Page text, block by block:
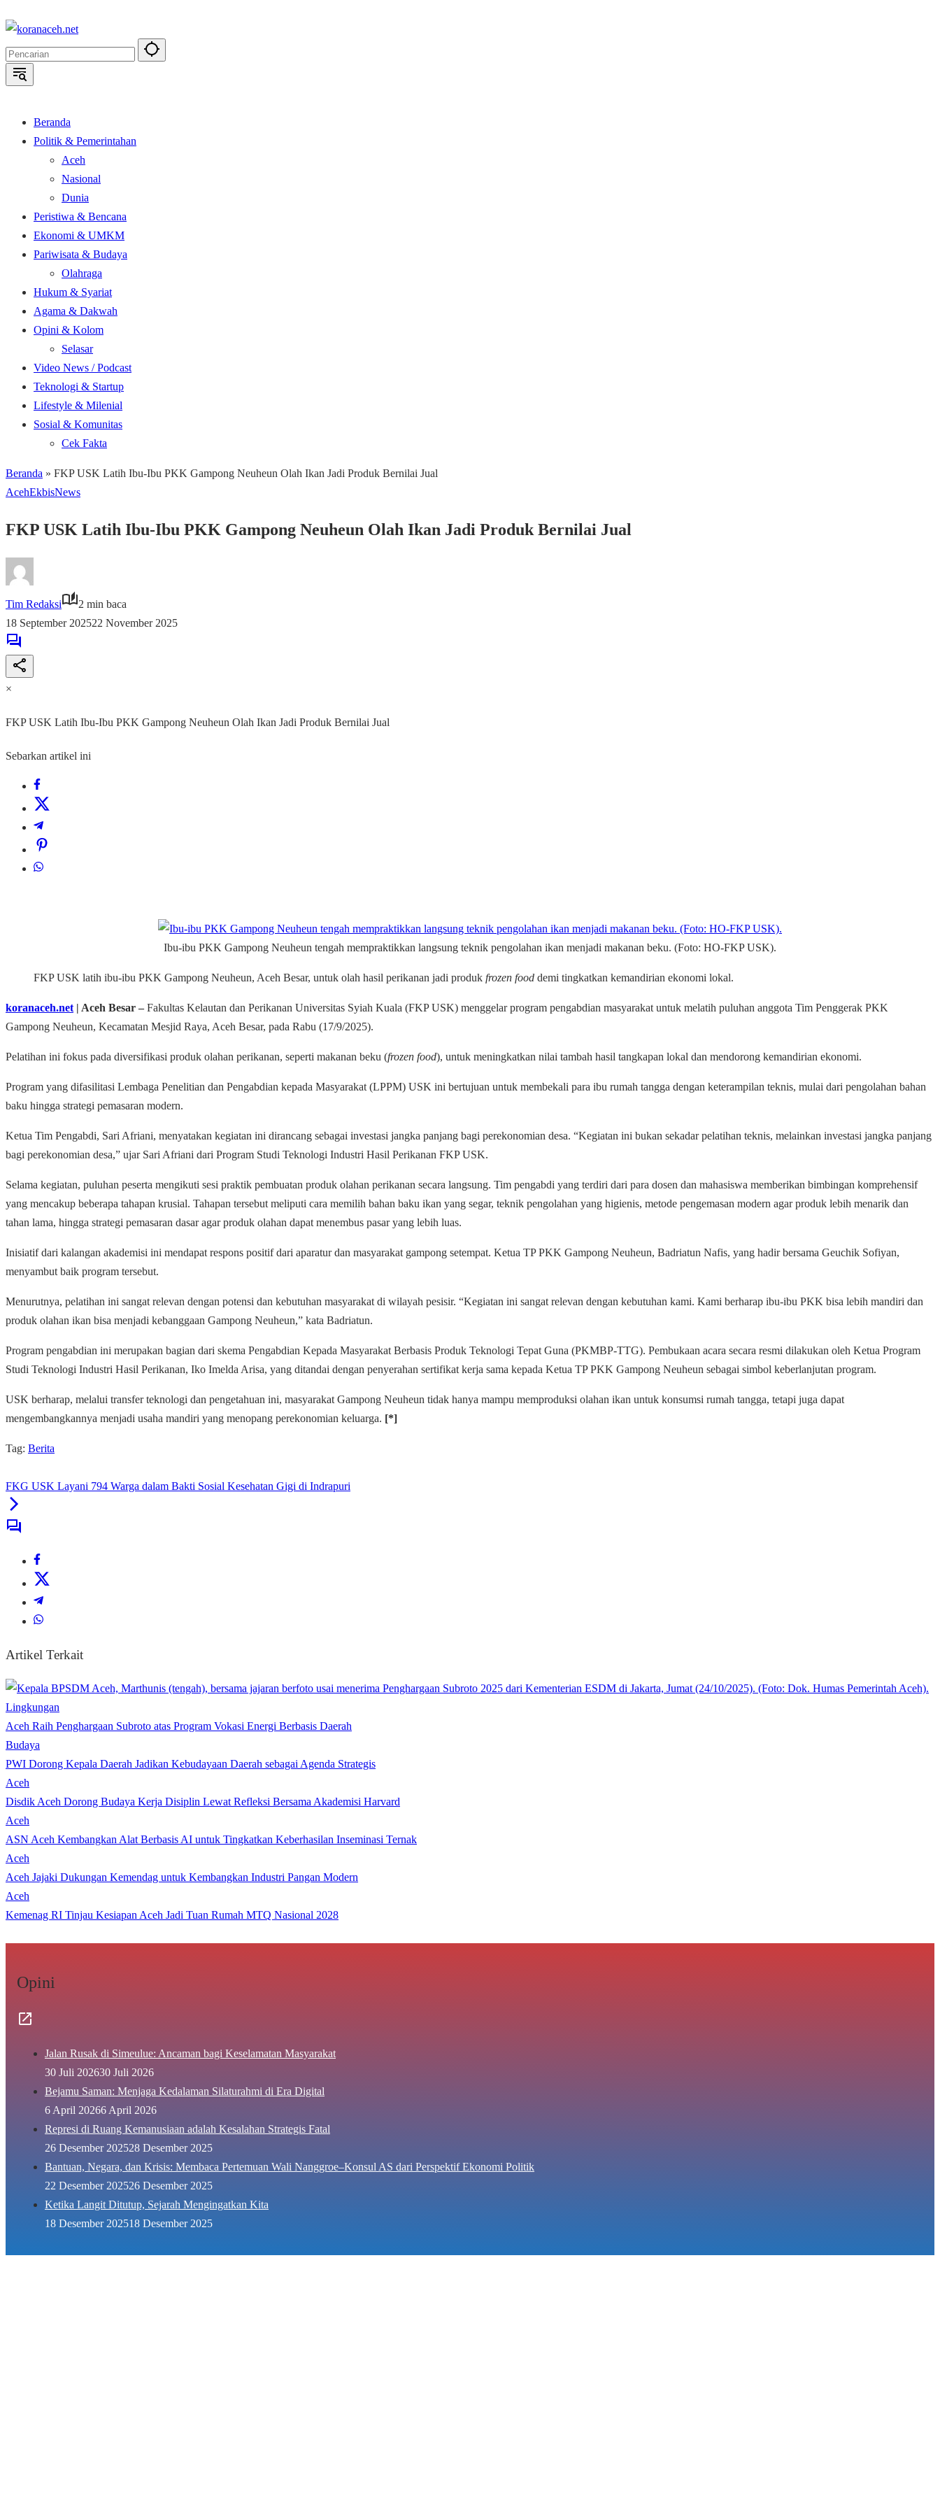
ke
konten
Beranda
Politik & Pemerintahan
Aceh
Nasional
Dunia
Peristiwa & Bencana
Ekonomi & UMKM
Pariwisata & Budaya
Olahraga
Hukum & Syariat
Agama & Dakwah
Opini & Kolom
Selasar
Video News / Podcast
Teknologi & Startup
Lifestyle & Milenial
Sosial & Komunitas
Cek Fakta
Beranda » FKP USK Latih Ibu-Ibu PKK Gampong Neuheun Olah Ikan Jadi Produk Bernilai Jual
AcehEkbisNews
FKP USK Latih Ibu-Ibu PKK Gampong Neuheun Olah Ikan Jadi Produk Bernilai Jual
Tim Redaksi
2 min baca
18 September 202522 November 2025
×
FKP USK Latih Ibu-Ibu PKK Gampong Neuheun Olah Ikan Jadi Produk Bernilai Jual
Sebarkan artikel ini
Ibu-ibu PKK Gampong Neuheun tengah mempraktikkan langsung teknik pengolahan ikan menjadi makanan beku. (Foto: HO-FKP USK).
FKP USK latih ibu-ibu PKK Gampong Neuheun, Aceh Besar, untuk olah hasil perikanan jadi produk frozen food demi tingkatkan kemandirian ekonomi lokal.
koranaceh.net | Aceh Besar – Fakultas Kelautan dan Perikanan Universitas Syiah Kuala (FKP USK) menggelar program pengabdian masyarakat untuk melatih puluhan anggota Tim Penggerak PKK
Gampong Neuheun, Kecamatan Mesjid Raya, Aceh Besar, pada Rabu (17/9/2025).
Pelatihan ini fokus pada diversifikasi produk olahan perikanan, seperti makanan beku (frozen food), untuk meningkatkan nilai tambah hasil tangkapan lokal dan mendorong kemandirian ekonomi.
Program yang difasilitasi Lembaga Penelitian dan Pengabdian kepada Masyarakat (LPPM) USK ini bertujuan untuk membekali para ibu rumah tangga dengan keterampilan teknis, mulai dari pengolahan bahan
baku hingga strategi pemasaran modern.
Ketua Tim Pengabdi, Sari Afriani, menyatakan kegiatan ini dirancang sebagai investasi jangka panjang bagi perekonomian desa. “Kegiatan ini bukan sekadar pelatihan teknis, melainkan investasi jangka panjang
bagi perekonomian desa,” ujar Sari Afriani dari Program Studi Teknologi Industri Hasil Perikanan FKP USK.
Selama kegiatan, puluhan peserta mengikuti sesi praktik pembuatan produk olahan perikanan secara langsung. Tim pengabdi yang terdiri dari para dosen dan mahasiswa memberikan bimbingan komprehensif
yang mencakup beberapa tahapan krusial. Tahapan tersebut meliputi cara memilih bahan baku ikan yang segar, teknik pengolahan yang higienis, metode pengemasan modern agar produk lebih menarik dan
tahan lama, hingga strategi pemasaran dasar agar produk olahan dapat menembus pasar yang lebih luas.
Inisiatif dari kalangan akademisi ini mendapat respons positif dari aparatur dan masyarakat gampong setempat. Ketua TP PKK Gampong Neuheun, Badriatun Nafis, yang hadir bersama Geuchik Sofiyan,
menyambut baik program tersebut.
Menurutnya, pelatihan ini sangat relevan dengan potensi dan kebutuhan masyarakat di wilayah pesisir. “Kegiatan ini sangat relevan dengan kebutuhan kami. Kami berharap ibu-ibu PKK bisa lebih mandiri dan
produk olahan ikan bisa menjadi kebanggaan Gampong Neuheun,” kata Badriatun.
Program pengabdian ini merupakan bagian dari skema Pengabdian Kepada Masyarakat Berbasis Produk Teknologi Tepat Guna (PKMBP-TTG). Pembukaan acara secara resmi dilakukan oleh Ketua Program
Studi Teknologi Industri Hasil Perikanan, Iko Imelda Arisa, yang ditandai dengan penyerahan sertifikat kerja sama kepada Ketua TP PKK Gampong Neuheun sebagai simbol keberlanjutan program.
USK berharap, melalui transfer teknologi dan pengetahuan ini, masyarakat Gampong Neuheun tidak hanya mampu memproduksi olahan ikan untuk konsumsi rumah tangga, tetapi juga dapat
mengembangkannya menjadi usaha mandiri yang menopang perekonomian keluarga. [*]
Tag: Berita
FKG USK Layani 794 Warga dalam Bakti Sosial Kesehatan Gigi di Indrapuri
Artikel Terkait
Lingkungan
Aceh Raih Penghargaan Subroto atas Program Vokasi Energi Berbasis Daerah
Budaya
PWI Dorong Kepala Daerah Jadikan Kebudayaan Daerah sebagai Agenda Strategis
Aceh
Disdik Aceh Dorong Budaya Kerja Disiplin Lewat Refleksi Bersama Akademisi Harvard
Aceh
ASN Aceh Kembangkan Alat Berbasis AI untuk Tingkatkan Keberhasilan Inseminasi Ternak
Aceh
Aceh Jajaki Dukungan Kemendag untuk Kembangkan Industri Pangan Modern
Aceh
Kemenag RI Tinjau Kesiapan Aceh Jadi Tuan Rumah MTQ Nasional 2028
Opini
Jalan Rusak di Simeulue: Ancaman bagi Keselamatan Masyarakat
30 Juli 202630 Juli 2026
Bejamu Saman: Menjaga Kedalaman Silaturahmi di Era Digital
6 April 20266 April 2026
Represi di Ruang Kemanusiaan adalah Kesalahan Strategis Fatal
26 Desember 202528 Desember 2025
Bantuan, Negara, dan Krisis: Membaca Pertemuan Wali Nanggroe–Konsul AS dari Perspektif Ekonomi Politik
22 Desember 202526 Desember 2025
Ketika Langit Ditutup, Sejarah Mengingatkan Kita
18 Desember 202518 Desember 2025